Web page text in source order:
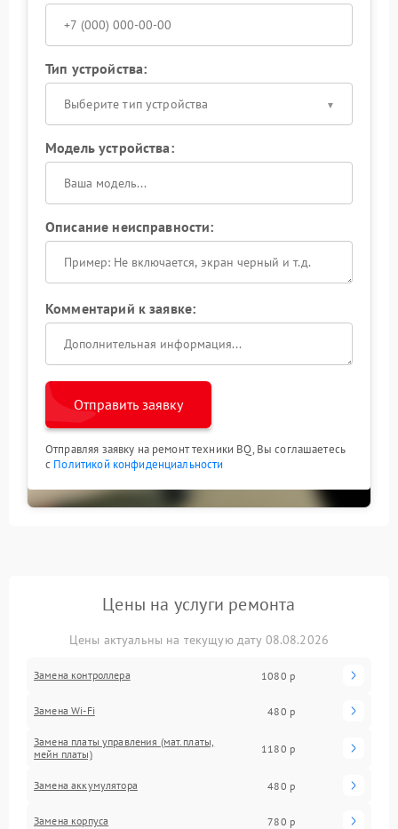
Тип устройства:
Выберите тип устройства
Модель устройства:
Описание неисправности:
Комментарий к заявке:
Отправить заявку
Отправляя заявку на ремонт техники BQ, Вы соглашаетесь
с Политикой конфиденциальности
Цены на услуги ремонта
Цены актуальны на текущую дату 08.08.2026
Замена контроллера 1080 р
Замена Wi-Fi 480 р
Замена платы управления (мат.платы,
мейн платы)
1180 р
Замена аккумулятора 480 р
Замена корпуса 780 р